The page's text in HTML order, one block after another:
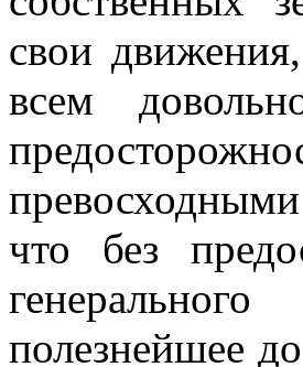
свои
всем
что без
полезнейшее